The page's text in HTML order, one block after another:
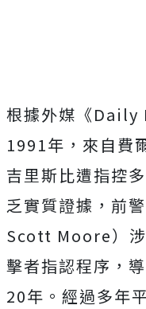
根據外媒《Daily
1991年，來自費
吉里斯比遭指控
乏實質證據， 前
Scott Moore）涉
擊者指認程序，
20年。經過多年